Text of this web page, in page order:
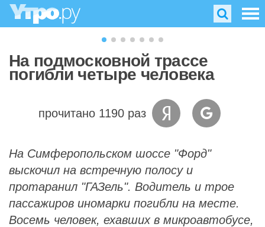
На подмосковной трассе
погибли четыре человека
прочитано 1190 раз
На Симферопольском шоссе "Форд"
выскочил на встречную полосу и
протаранил "ГАЗель". Водитель и трое
пассажиров иномарки погибли на месте.
Восемь человек, ехавших в микроавтобусе,